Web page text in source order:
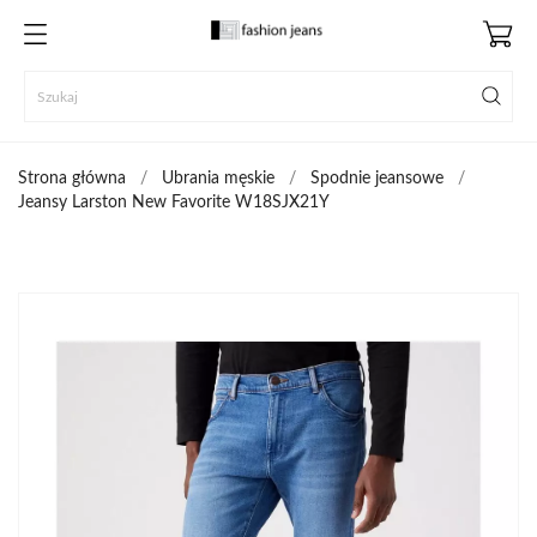
Strona główna Ubrania męskie
Spodnie jeansowe
Jeansy Larston New Favorite W18SJX21Y